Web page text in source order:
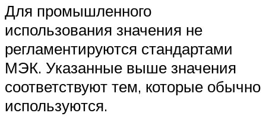
Для промышленного
использования значения не
регламентируются стандартами
МЭК. Указанные выше значения
соответствуют тем, которые обычно
используются.